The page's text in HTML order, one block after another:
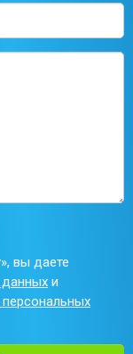
вы даете
данных и